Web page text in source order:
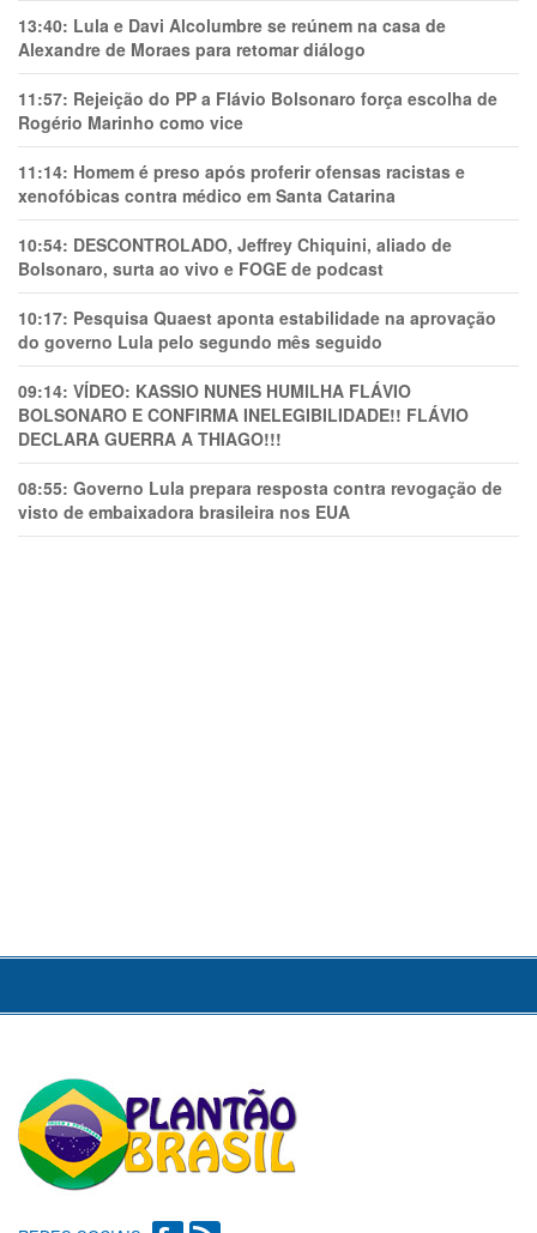
13:40: Lula e Davi Alcolumbre se reúnem na casa de
Alexandre de Moraes para retomar diálogo
11:57: Rejeição do PP a Flávio Bolsonaro força escolha de
Rogério Marinho como vice
11:14: Homem é preso após proferir ofensas racistas e
xenofóbicas contra médico em Santa Catarina
10:54: DESCONTROLADO, Jeffrey Chiquini, aliado de
Bolsonaro, surta ao vivo e FOGE de podcast
10:17: Pesquisa Quaest aponta estabilidade na aprovação
do governo Lula pelo segundo mês seguido
09:14: VÍDEO: KASSIO NUNES HUMlLHA FLÁVIO
BOLSONARO E CONFIRMA INELEGIBILIDADE!! FLÁVIO
DECLARA GUERRA A THIAGO!!!
08:55: Governo Lula prepara resposta contra revogação de
visto de embaixadora brasileira nos EUA